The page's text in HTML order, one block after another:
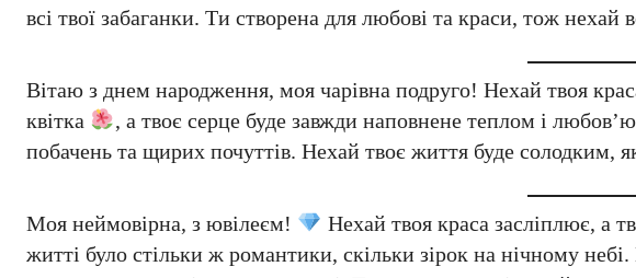
всі твої забаганки. Ти створена для любові та краси, тож
Вітаю з днем народження, моя чарівна подруго! Нехай твоя
квітка
, а твоє серце буде завжди наповнене теплом і
побачень та щирих почуттів. Нехай твоє життя буде солодким,
Моя неймовірна, з ювілеєм!
Нехай твоя краса засліплює, а
житті було стільки ж романтики, скільки зірок на нічному